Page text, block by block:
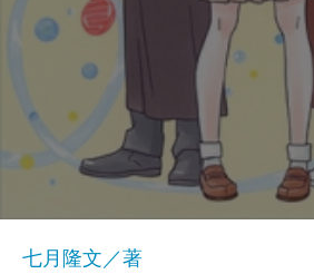
七月隆文／著